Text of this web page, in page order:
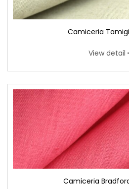
Camiceria
View detail
Camiceria